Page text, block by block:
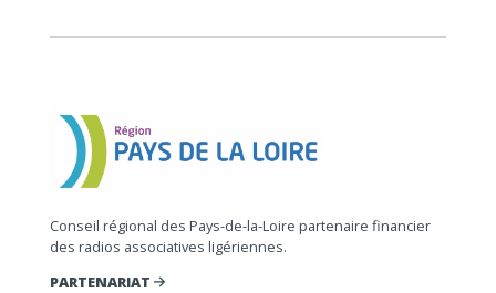
Conseil régional des Pays-de-la-Loire partenaire financier
des radios associatives ligériennes.
PARTENARIAT